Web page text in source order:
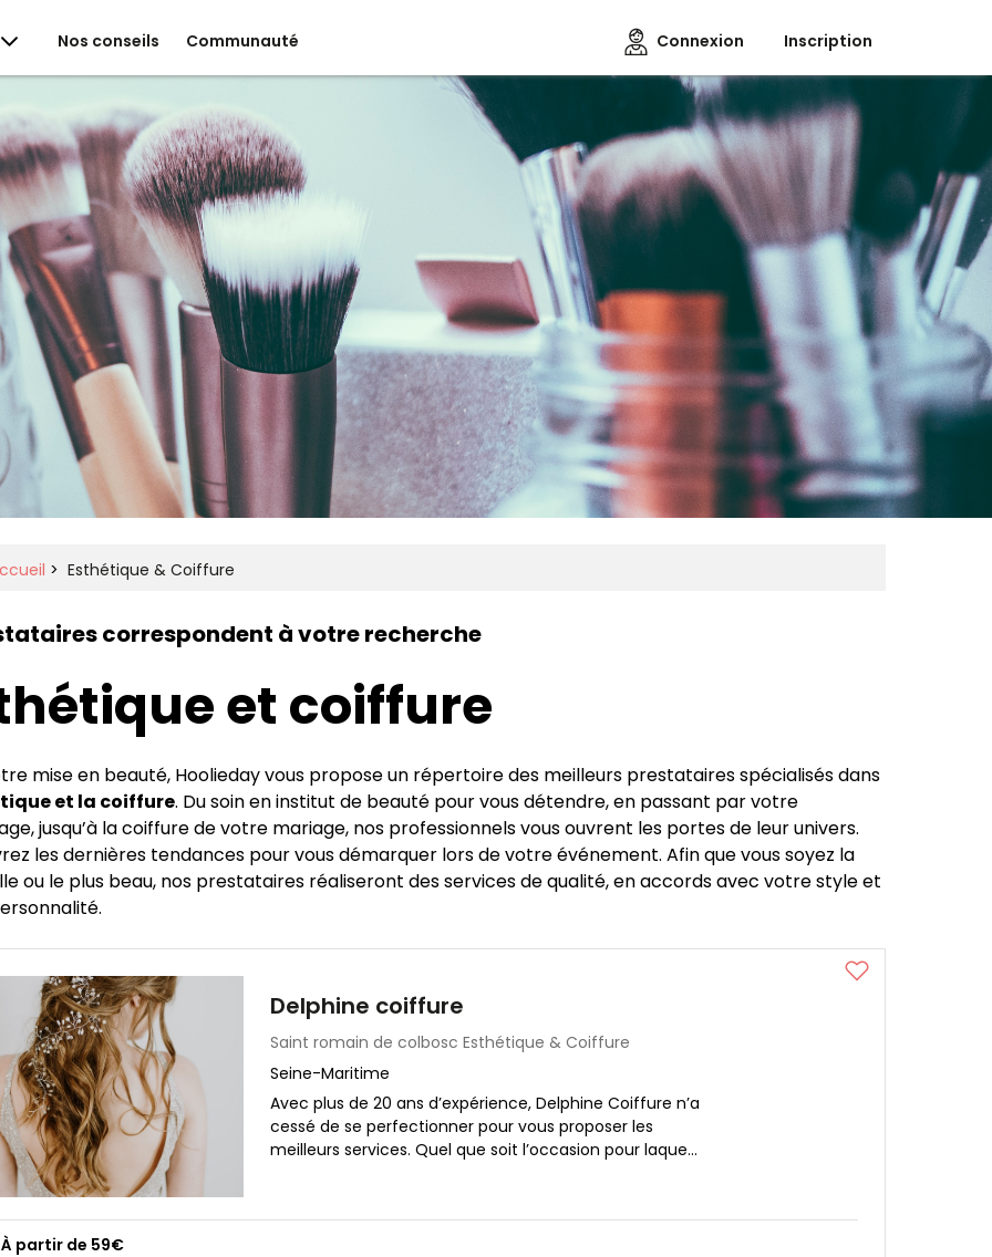
Nos conseils Communauté Connexion Inscription
> Esthétique & Coiffure
correspondent à votre recherche
et coiffure
mise en beauté, Hoolieday vous propose un répertoire des meilleurs prestataires spécialisés dans
et la coiffure. Du soin en institut de beauté pour vous détendre, en passant par votre
jusqu’à la coiffure de votre mariage, nos professionnels vous ouvrent les portes de leur univers.
les dernières tendances pour vous démarquer lors de votre événement. Afin que vous soyez la
ou le plus beau, nos prestataires réaliseront des services de qualité, en accords avec votre style et
Delphine coiffure
Saint romain de colbosc Esthétique & Coiffure
Seine-Maritime
Avec plus de 20 ans d’expérience, Delphine Coiffure n’a
cessé de se perfectionner pour vous proposer les
meilleurs services. Quel que soit l’occasion pour laque...
À partir de 59€